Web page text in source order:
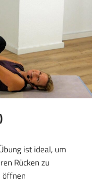
ist ideal, um
Rücken zu
öffnen